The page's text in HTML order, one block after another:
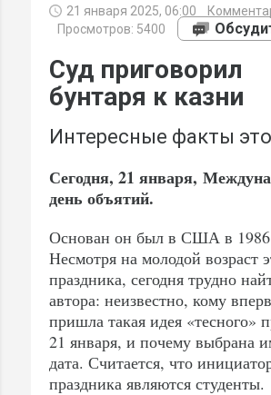
21 января 2025, 06:00
Просмотров: 5400
Суд приговорил
бунтаря к казни
Интересные факты
Сегодня, 21 января,
день объятий.
Основан он был в США в 1986
Несмотря на молодой возраст
праздника, сегодня трудно
автора: неизвестно, кому
пришла такая идея «тесного»
21 января, и почему выбрана
дата. Считается, что
праздника являются студенты.